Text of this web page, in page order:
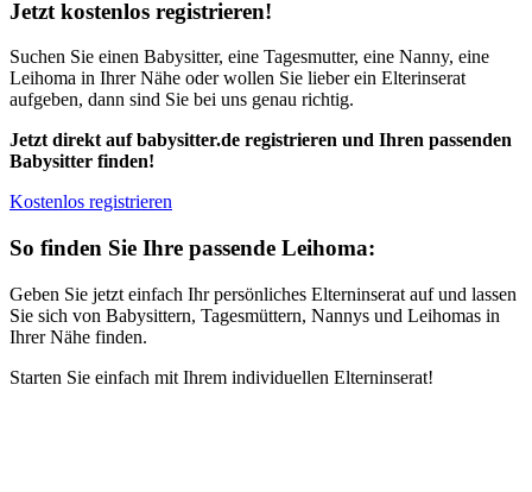
Jetzt kostenlos registrieren!
Suchen Sie einen Babysitter, eine Tagesmutter, eine Nanny, eine
Leihoma in Ihrer Nähe oder wollen Sie lieber ein Elterinserat
aufgeben, dann sind Sie bei uns genau richtig.
Jetzt direkt auf babysitter.de registrieren und Ihren passenden
Babysitter finden!
Kostenlos registrieren
So finden Sie Ihre passende Leihoma:
Geben Sie jetzt einfach Ihr persönliches Elterninserat auf und lassen
Sie sich von Babysittern, Tagesmüttern, Nannys und Leihomas in
Ihrer Nähe finden.
Starten Sie einfach mit Ihrem individuellen Elterninserat!